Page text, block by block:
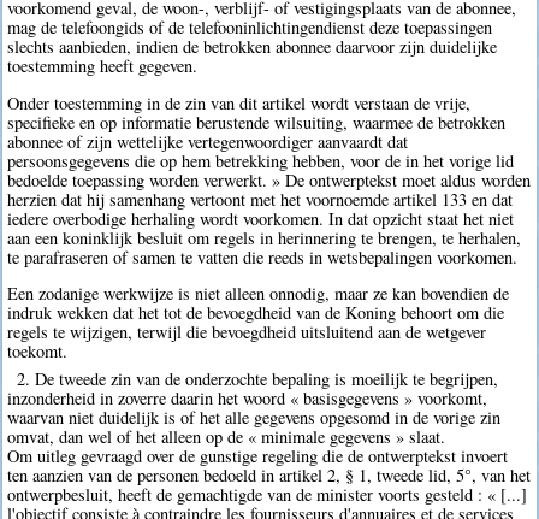
voorkomend geval, de woon-, verblijf- of vestigingsplaats van de abonnee,
mag de telefoongids of de telefooninlichtingendienst deze toepassingen
slechts aanbieden, indien de betrokken abonnee daarvoor zijn duidelijke
toestemming heeft gegeven.
Onder toestemming in de zin van dit artikel wordt verstaan de vrije,
specifieke en op informatie berustende wilsuiting, waarmee de betrokken
abonnee of zijn wettelijke vertegenwoordiger aanvaardt dat
persoonsgegevens die op hem betrekking hebben, voor de in het vorige lid
bedoelde toepassing worden verwerkt. » De ontwerptekst moet aldus worden
herzien dat hij samenhang vertoont met het voornoemde artikel 133 en dat
iedere overbodige herhaling wordt voorkomen. In dat opzicht staat het niet
aan een koninklijk besluit om regels in herinnering te brengen, te herhalen,
te parafraseren of samen te vatten die reeds in wetsbepalingen voorkomen.
Een zodanige werkwijze is niet alleen onnodig, maar ze kan bovendien de
indruk wekken dat het tot de bevoegdheid van de Koning behoort om die
regels te wijzigen, terwijl die bevoegdheid uitsluitend aan de wetgever
toekomt.
2. De tweede zin van de onderzochte bepaling is moeilijk te begrijpen,
inzonderheid in zoverre daarin het woord « basisgegevens » voorkomt,
waarvan niet duidelijk is of het alle gegevens opgesomd in de vorige zin
omvat, dan wel of het alleen op de « minimale gegevens » slaat.
Om uitleg gevraagd over de gunstige regeling die de ontwerptekst invoert
ten aanzien van de personen bedoeld in artikel 2, § 1, tweede lid, 5°, van het
ontwerpbesluit, heeft de gemachtigde van de minister voorts gesteld : « [...]
l'objectif consiste à contraindre les fournisseurs d'annuaires et de services